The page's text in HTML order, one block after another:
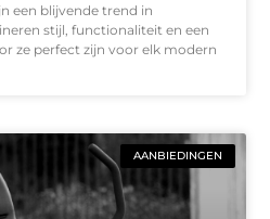
een blijvende trend in
stijl, functionaliteit en een
ze perfect zijn voor elk modern
AANBIEDINGEN